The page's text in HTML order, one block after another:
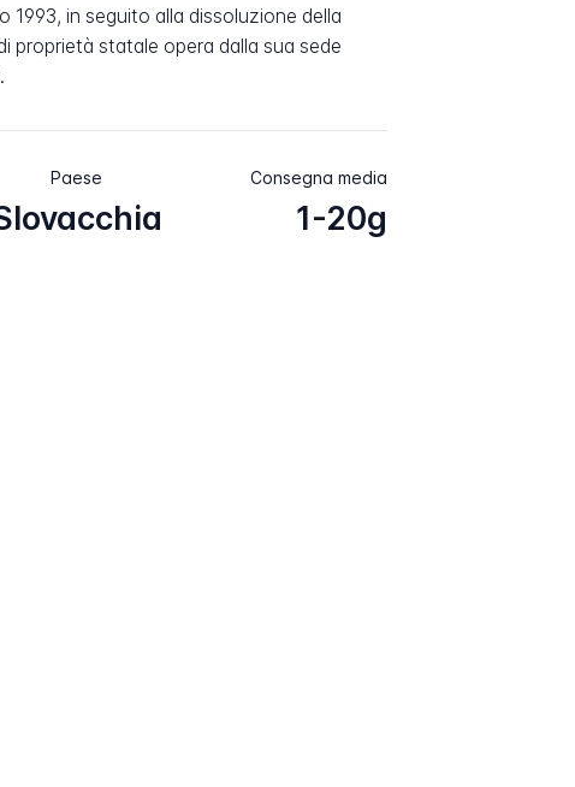
1993, in seguito alla dissoluzione della
proprietà statale opera dalla sua sede
Paese Consegna media
1-20g